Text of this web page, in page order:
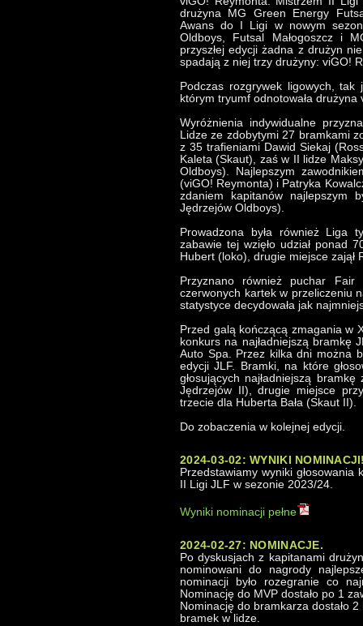
drużyna MG Green Energy
Awans do I Ligi w nowym
Oldboys, Futsal Małogoszcz i
przyszłej edycji żadna z drużyn
spadają z niej trzy drużyny: viGO!
Podczas rozgrywek ligowych,
którym tryumf odnotowała drużyna
Wyróżnienia indywidualne
Lidze ze zdobytymi 27 bramkami
z 35 trafieniami Dawid Siekaj
Kaleta (Skaut), zaś w II lidze
Oldboys). Najlepszym
(viGO! Reymonta) i Patryka
zdaniem kapitanów najlepszym
Jędrzejów Oldboys).
Prowadzona była również Liga
zabawie tej wzięło udział ponad
Hubert (loko), drugie miejsce zajął
Przyznano również puchar Fair
czerwonych kartek w przeliczeniu
statystyce decydowała jak
Przed galą kończącą zmagania w
konkurs na najładniejszą bramkę
Auto Spa. Przez kilka dni można
edycji JLF. Bramki, na które
głosujących najładniejszą
Jędrzejów II), drugie miejsce
trzecie dla Huberta Bała (Skaut II).
Do zobaczenia w kolejnej edycji.
2024-03-02: WYNIKI
Przedstawiamy wyniki
II Ligi JLF w sezonie 2023/24.
Wyniki nominacji pełne
2024-02-27: NOMINACJE.
Po dyskusjach z kapitanami
nominowani do nagrody
nominacji było rozegranie co
Nominację do MVP dostało po 1
Nominację do bramkarza dostało
bramek w lidze.